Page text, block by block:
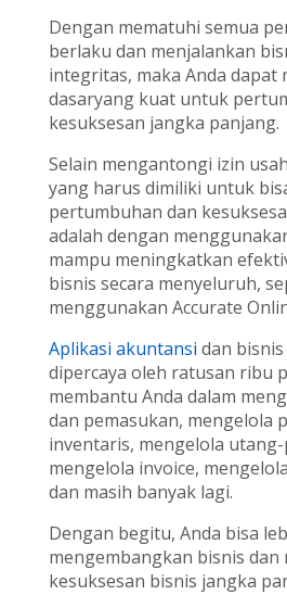
Dengan mematuhi semua
berlaku dan menjalankan
integritas, maka Anda dapat
dasaryang kuat untuk
kesuksesan jangka panjang.
Selain mengantongi izin
yang harus dimiliki untuk
pertumbuhan dan
adalah dengan
mampu meningkatkan
bisnis secara menyeluruh,
menggunakan Accurate
Aplikasi akuntansi dan
dipercaya oleh ratusan ribu
membantu Anda dalam
dan pemasukan, mengelola
inventaris, mengelola
mengelola invoice,
dan masih banyak lagi.
Dengan begitu, Anda bisa
mengembangkan bisnis dan
kesuksesan bisnis jangka